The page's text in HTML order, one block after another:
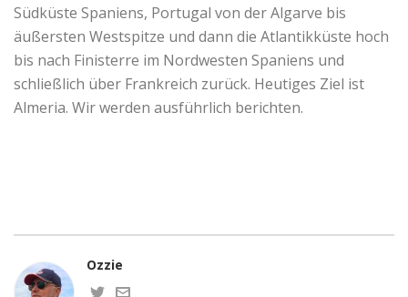
Südküste Spaniens, Portugal von der Algarve bis
äußersten Westspitze und dann die Atlantikküste hoch
bis nach Finisterre im Nordwesten Spaniens und
schließlich über Frankreich zurück. Heutiges Ziel ist
Almeria. Wir werden ausführlich berichten.
Ozzie